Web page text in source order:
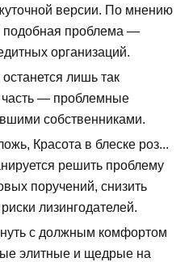
версии. По мнению
проблема —
организаций.
лишь так
часть — проблемные
собственниками.
Красота в блеске роз...
решить проблему
поручений, снизить
лизингодателей.
с должным комфортом
элитные и щедрые на